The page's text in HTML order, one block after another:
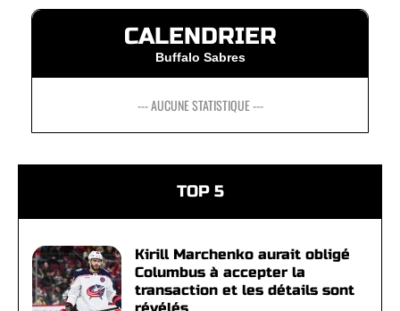
CALENDRIER
Buffalo Sabres
--- AUCUNE STATISTIQUE ---
TOP 5
Kirill Marchenko aurait obligé
Columbus à accepter la
transaction et les détails sont